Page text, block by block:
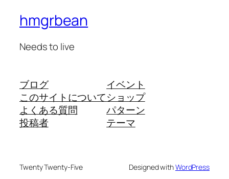
hmgrbean
Needs to live
ブログ
このサイトについて
よくある質問
投稿者
イベント
ショップ
パターン
テーマ
Twenty Twenty-Five Designed withWordPress